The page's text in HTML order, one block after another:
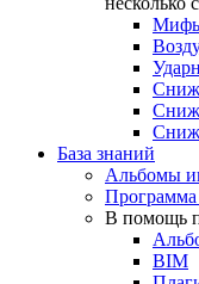
Мифы
База знаний
Альбомы
Программа
В помощь
BIM